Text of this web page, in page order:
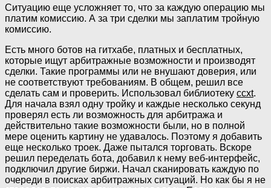
Ситуацию еще усложняет то, что за каждую операцию мы
платим комиссию. А за три сделки мы заплатим тройную
комиссию.
Есть много ботов на гитхабе, платных и бесплатных,
которые ищут арбитражные возможности и производят
сделки. Такие программы или не внушают доверия, или
не соответствуют требованиям. В общем, решил все
сделать сам и проверить. Использовал библиотеку ccxt.
Для начала взял одну тройку и каждые несколько секунд
проверял есть ли возможность для арбитража и
действительно такие возможности были, но в полной
мере оценить картину не удавалось. Поэтому я добавить
еще несколько троек. Даже пытался торговать. Вскоре
решил переделать бота, добавил к нему веб-интерфейс,
подключил другие биржи. Начал сканировать каждую по
очереди в поисках арбитражных ситуаций. Но как бы я не